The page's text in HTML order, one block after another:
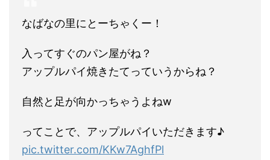
なばなの里にとーちゃくー！
入ってすぐのパン屋がね？
アップルパイ焼きたてっていうからね？
自然と足が向かっちゃうよねw
ってことで、アップルパイいただきます♪
pic.twitter.com/KKw7AghfPl